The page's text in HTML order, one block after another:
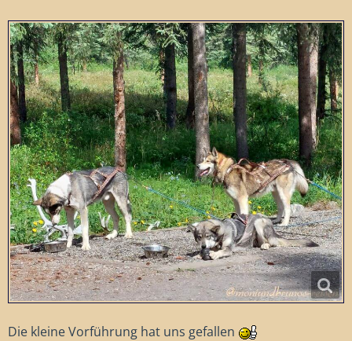
Die kleine Vorführung hat uns gefallen